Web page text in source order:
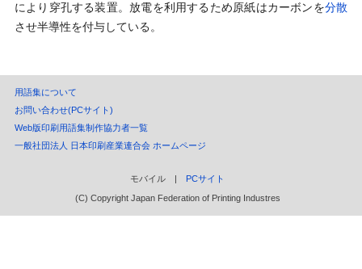
により穿孔する装置。放電を利用するため原紙はカーボンを分散
させ半導性を付与している。
用語集について
お問い合わせ(PCサイト)
Web版印刷用語集制作協力者一覧
一般社団法人 日本印刷産業連合会 ホームページ
モバイル | PCサイト
(C) Copyright Japan Federation of Printing Industres